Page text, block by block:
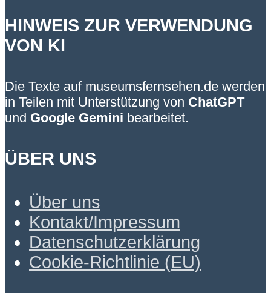
HINWEIS ZUR VERWENDUNG
VON KI
Die Texte auf museumsfernsehen.de werden
in Teilen mit Unterstützung von ChatGPT
und Google Gemini bearbeitet.
ÜBER UNS
Über uns
Kontakt/Impressum
Datenschutzerklärung
Cookie-Richtlinie (EU)